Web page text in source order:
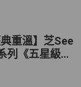
典重溫】芝See
列《五星級的
那些年台慶
日故事》、